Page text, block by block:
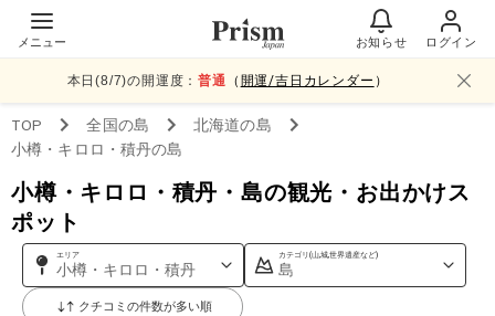
メニュー お知らせ ログイン
本日(8/7)の開運度：普通 （ 開運/吉日カレンダー ）
TOP 全国の島 北海道の島
小樽・キロロ・積丹の島
小樽・キロロ・積丹・島の観光・お出かけス
ポット
エリア
小樽・キロロ・積丹
カテゴリ(山,城,世界遺産など)
島
クチコミの件数が多い順